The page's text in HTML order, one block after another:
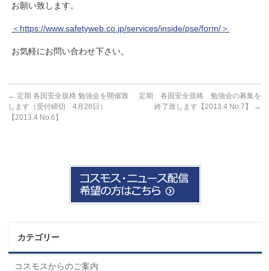
お願い致します。
＜https://www.safetyweb.co.jp/services/inside/pse/form/＞
お気軽にお問い合わせ下さい。
← 定期 各国安全規格 勉強会を開催致
します（受付締切 4月26日）
【2013.4 No.6】
定期 各国安全規格 勉強会の募集を
終了致します【2013.4 No.7】
→
カテゴリー
コスモスからのご案内